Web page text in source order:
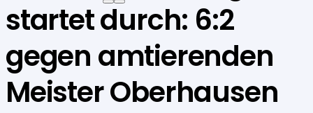
startet durch: 6:2
gegen amtierenden
Meister Oberhausen